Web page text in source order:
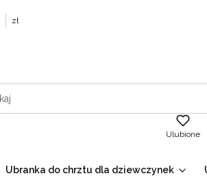
zł
Ulubione
Ubranka do chrztu dla dziewczynek